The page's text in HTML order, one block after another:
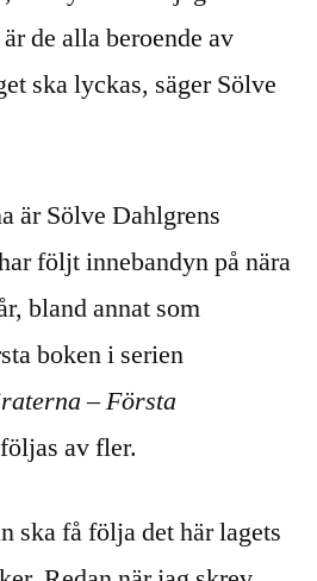
de alla beroende av
ska lyckas, säger Sölve
är Sölve Dahlgrens
följt innebandyn på nära
bland annat som
boken i serien
– Första
av fler.
ska få följa det här lagets